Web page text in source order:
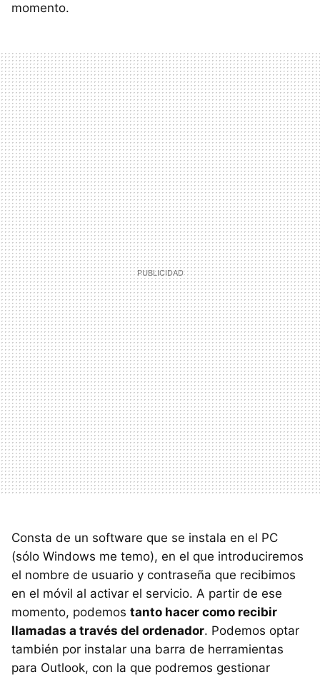
momento.
Consta de un software que se instala en el PC
(sólo Windows me temo), en el que introduciremos
el nombre de usuario y contraseña que recibimos
en el móvil al activar el servicio. A partir de ese
momento, podemos tanto hacer como recibir
llamadas a través del ordenador. Podemos optar
también por instalar una barra de herramientas
para Outlook, con la que podremos gestionar